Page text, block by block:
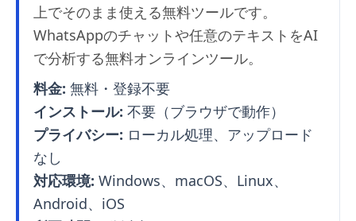
上でそのまま使える無料ツールです。
WhatsAppのチャットや任意のテキストをAI
で分析する無料オンラインツール。
料金: 無料・登録不要
インストール: 不要（ブラウザで動作）
プライバシー: ローカル処理、アップロード
なし
対応環境: Windows、macOS、Linux、
Android、iOS